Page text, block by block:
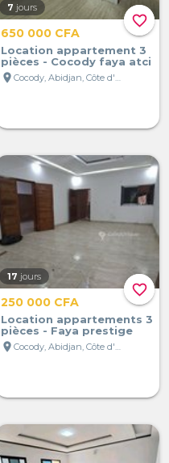
favorite_border
7 jours
650 000 CFA
Location appartement 3
pièces - Cocody faya atci
location_on
favorite_border
17 jours
250 000 CFA
Location appartements 3
pièces - Faya prestige
location_on